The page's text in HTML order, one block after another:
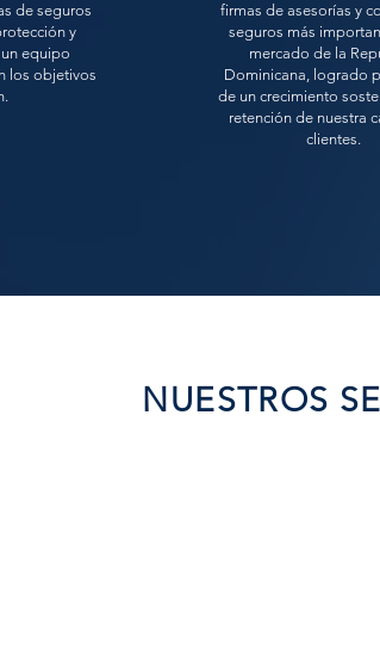
de seguros
y
equipo
los objetivos
firmas de asesorías y
seguros más
mercado de la
Dominicana, logrado
de un crecimiento
retención de nuestra
clientes.
NUESTROS